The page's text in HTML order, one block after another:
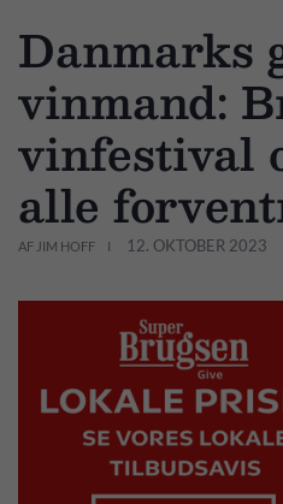
Danmarks
vinmand:
vinfestival
alle
AF JIM HOFF 12. OKTOBER 2023